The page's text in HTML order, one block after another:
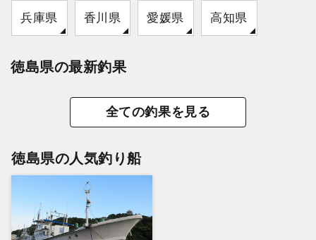
兵庫県 香川県 愛媛県 高知県
徳島県の最新釣果
全ての釣果を見る
徳島県の人気釣り船